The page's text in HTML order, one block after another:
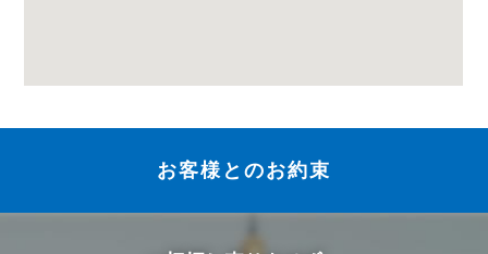
お客様とのお約束